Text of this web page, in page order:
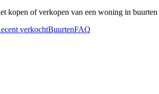
kopen of verkopen van een woning in buurten
verkochtBuurtenFAQ